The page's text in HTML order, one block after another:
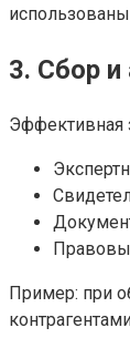
3. Сбор и
Эффективная
Пример: при